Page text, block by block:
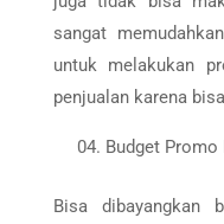
sangat
untuk melakukan
penjualan karena
Budget Promo
Bisa dibayangkan